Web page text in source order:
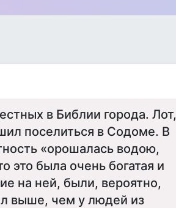
в Библии города. Лот,
поселиться в Содоме. В
«орошалась водою,
это была очень богатая и
на ней, были, вероятно,
выше, чем у людей из